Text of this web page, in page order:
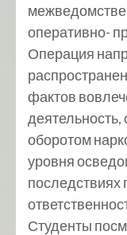
оперативно-
Операция
фактов
оборотом
уровня
последствиях
Студенты